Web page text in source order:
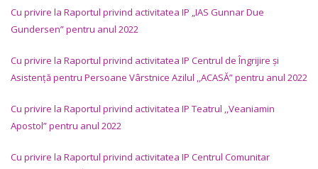
Cu privire la Raportul privind activitatea IP „IAS Gunnar Due
Gundersen” pentru anul 2022
Cu privire la Raportul privind activitatea IP Centrul de Îngrijire și
Asistență pentru Persoane Vârstnice Azilul ,,ACASĂ” pentru anul 2022
Cu privire la Raportul privind activitatea IP Teatrul ,,Veaniamin
Apostol” pentru anul 2022
Cu privire la Raportul privind activitatea IP Centrul Comunitar